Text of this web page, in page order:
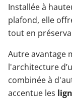
Installée à
plafond, elle
tout en
Autre avantage
l'architecture
combinée à
accentue les